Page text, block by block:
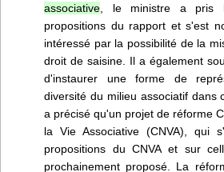
associative , le ministre a pris
propositions du rapport et s'est
intéressé par la possibilité de la
droit de saisine. Il a également
d'instaurer une forme de
diversité du milieu associatif dans
a précisé qu'un projet de réforme
la Vie Associative (CNVA), qui
propositions du CNVA et sur
prochainement proposé. La